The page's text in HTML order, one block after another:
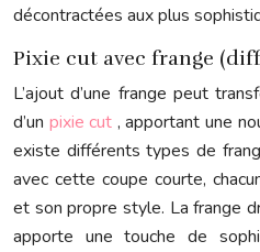
décontractées aux plus
Pixie cut avec frange
L’ajout d’une frange peut
d’un pixie cut , apportant une
existe différents types de
avec cette coupe courte,
et son propre style. La frange
apporte une touche de